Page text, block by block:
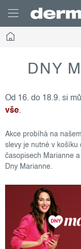
obsah
Domov
DNY
Od 16. do 18.9. si
vše.
Akce probíhá na
slevy je nutné v košíku
časopisech Marianne
Dny Marianne.